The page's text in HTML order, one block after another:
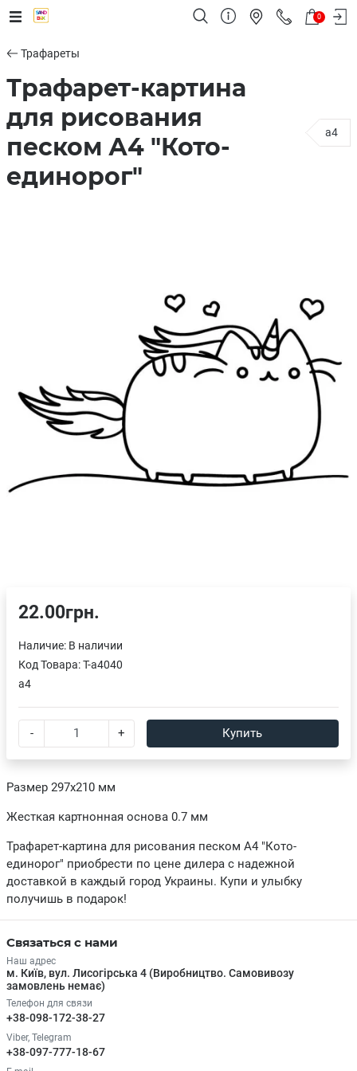
0
Трафареты
Трафарет-картина
для рисования
песком А4 "Кото-
единорог"
a4
Размер 297х210 мм
Жесткая картнонная основа 0.7 мм
Трафарет-картина для рисования песком А4 "Кото-
единорог" приобрести по цене дилера с надежной
доставкой в каждый город Украины. Купи и улыбку
получишь в подарок!
22.00грн.
Наличие: В наличии
Код Товара:T-a4040
a4
- + Купить
Связаться с нами
Наш адрес
м. Київ, вул. Лисогірська 4 (Виробництво. Самовивозу
замовлень немає)
Телефон для связи
+38-098-172-38-27
Viber, Telegram
+38-097-777-18-67